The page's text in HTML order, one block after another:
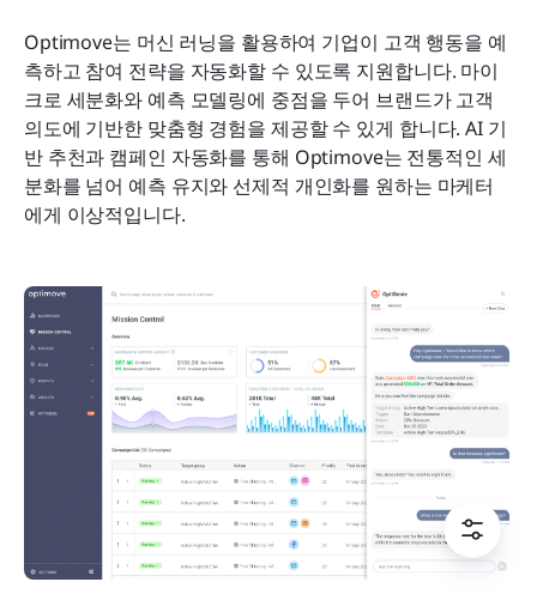
Optimove는 머신 러닝을 활용하여 기업이 고객 행동을 예
측하고 참여 전략을 자동화할 수 있도록 지원합니다. 마이
크로 세분화와 예측 모델링에 중점을 두어 브랜드가 고객
의도에 기반한 맞춤형 경험을 제공할 수 있게 합니다. AI 기
반 추천과 캠페인 자동화를 통해 Optimove는 전통적인 세
분화를 넘어 예측 유지와 선제적 개인화를 원하는 마케터
에게 이상적입니다.